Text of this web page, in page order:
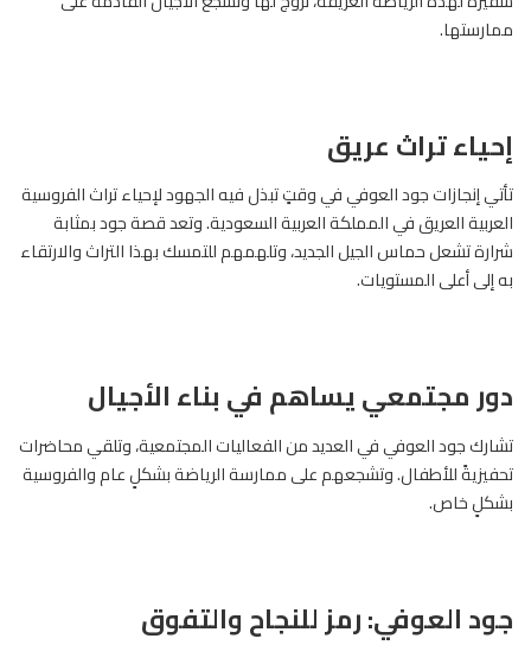
ممارستها.
إحياء تراث عريق
تأتي إنجازات جود العوفي في وقتٍ تبذل فيه الجهود لإحياء تراث الفروسية
العربية العريق في المملكة العربية السعودية. وتعد قصة جود بمثابة
شرارة تشعل حماس الجيل الجديد، وتلهمهم للتمسك بهذا التراث والارتقاء
به إلى أعلى المستويات.
دور مجتمعي يساهم في بناء الأجيال
تشارك جود العوفي في العديد من الفعاليات المجتمعية، وتلقي محاضرات
تحفيزيةً للأطفال. وتشجعهم على ممارسة الرياضة بشكلٍ عام والفروسية
بشكلٍ خاص.
جود العوفي: رمز للنجاح والتفوق